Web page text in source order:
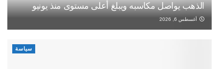
الذهب يواصل مكاسبه ويبلغ أعلى مستوى منذ يونيو
أغسطس 6, 2026
سياسة